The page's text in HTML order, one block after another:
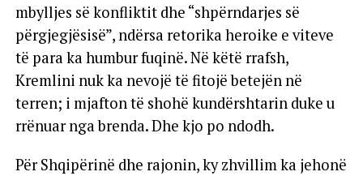
mbylljes së konfliktit dhe “shpërndarjes së
përgjegjësisë”, ndërsa retorika heroike e viteve
të para ka humbur fuqinë. Në këtë rrafsh,
Kremlini nuk ka nevojë të fitojë betejën në
terren; i mjafton të shohë kundërshtarin duke u
rrënuar nga brenda. Dhe kjo po ndodh.
Për Shqipërinë dhe rajonin, ky zhvillim ka jehonë